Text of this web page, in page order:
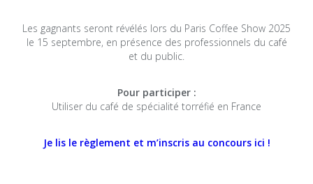
Les gagnants seront révélés lors du Paris Coffee Show 2025
le 15 septembre, en présence des professionnels du café
et du public.
Pour participer :
Utiliser du café de spécialité torréfié en France
Je lis le règlement et m’inscris au concours ici !